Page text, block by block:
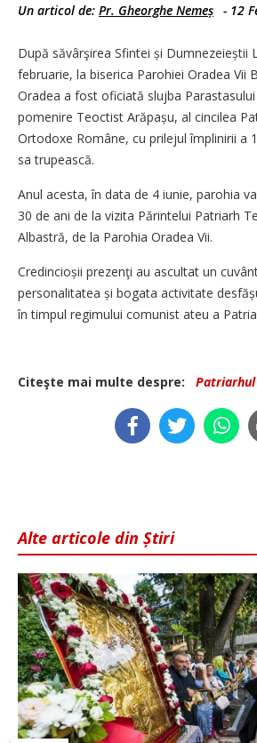
Un articol de: Pr. Gheorghe Nemeș - 12
După săvârşirea Sfintei și Dumnezeieștii
februarie, la biserica Parohiei Oradea Vii
Oradea a fost oficiată slujba
pomenire Teoctist Arăpașu, al cincilea
Ortodoxe Române, cu prilejul împlinirii a
sa trupească.
Anul acesta, în data de 4 iunie, parohia
30 de ani de la vizita Părintelui Patriarh
Albastră, de la Parohia Oradea Vii.
Credincioșii prezenţi au ascultat un
personalitatea și bogata activitate
în timpul regimului comunist ateu a
Citeşte mai multe despre:
Alte articole din Știri